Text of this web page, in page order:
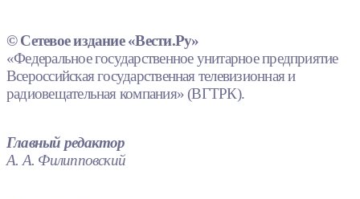
© Сетевое издание «Вести.Ру»
«Федеральное государственное унитарное предприятие
Всероссийская государственная телевизионная и
радиовещательная компания» (ВГТРК).
Главный редактор
А. А. Филипповский